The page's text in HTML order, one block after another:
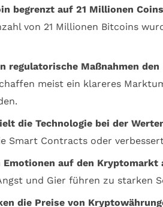
begrenzt auf 21 Millionen
von 21 Millionen Bitcoins
regulatorische Maßnahmen
meist ein klareres
die Technologie bei der
Smart Contracts oder
auf den Kryptomarkt
und Gier führen zu starken
die Preise von